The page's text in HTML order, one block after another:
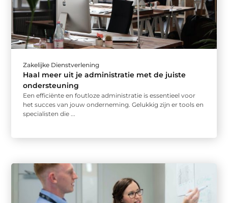
Zakelijke Dienstverlening
Haal meer uit je administratie met de juiste
ondersteuning
Een efficiënte en foutloze administratie is essentieel voor
het succes van jouw onderneming. Gelukkig zijn er tools en
specialisten die ...